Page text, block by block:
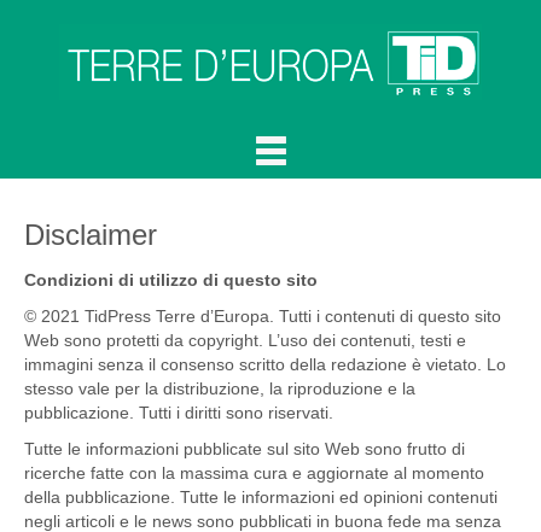
Disclaimer
Condizioni di utilizzo di questo sito
© 2021 TidPress Terre d’Europa. Tutti i contenuti di questo sito
Web sono protetti da copyright. L’uso dei contenuti, testi e
immagini senza il consenso scritto della redazione è vietato. Lo
stesso vale per la distribuzione, la riproduzione e la
pubblicazione. Tutti i diritti sono riservati.
Tutte le informazioni pubblicate sul sito Web sono frutto di
ricerche fatte con la massima cura e aggiornate al momento
della pubblicazione. Tutte le informazioni ed opinioni contenuti
negli articoli e le news sono pubblicati in buona fede ma senza